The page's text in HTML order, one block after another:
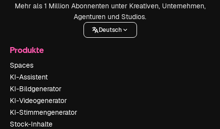
Mehr als 1 Million Abonnenten unter Kreativen, Unternehmen,
Agenturen und Studios.
Deutsch
Produkte
Spaces
KI-Assistent
KI-Bildgenerator
KI-Videogenerator
KI-Stimmengenerator
Stock-Inhalte